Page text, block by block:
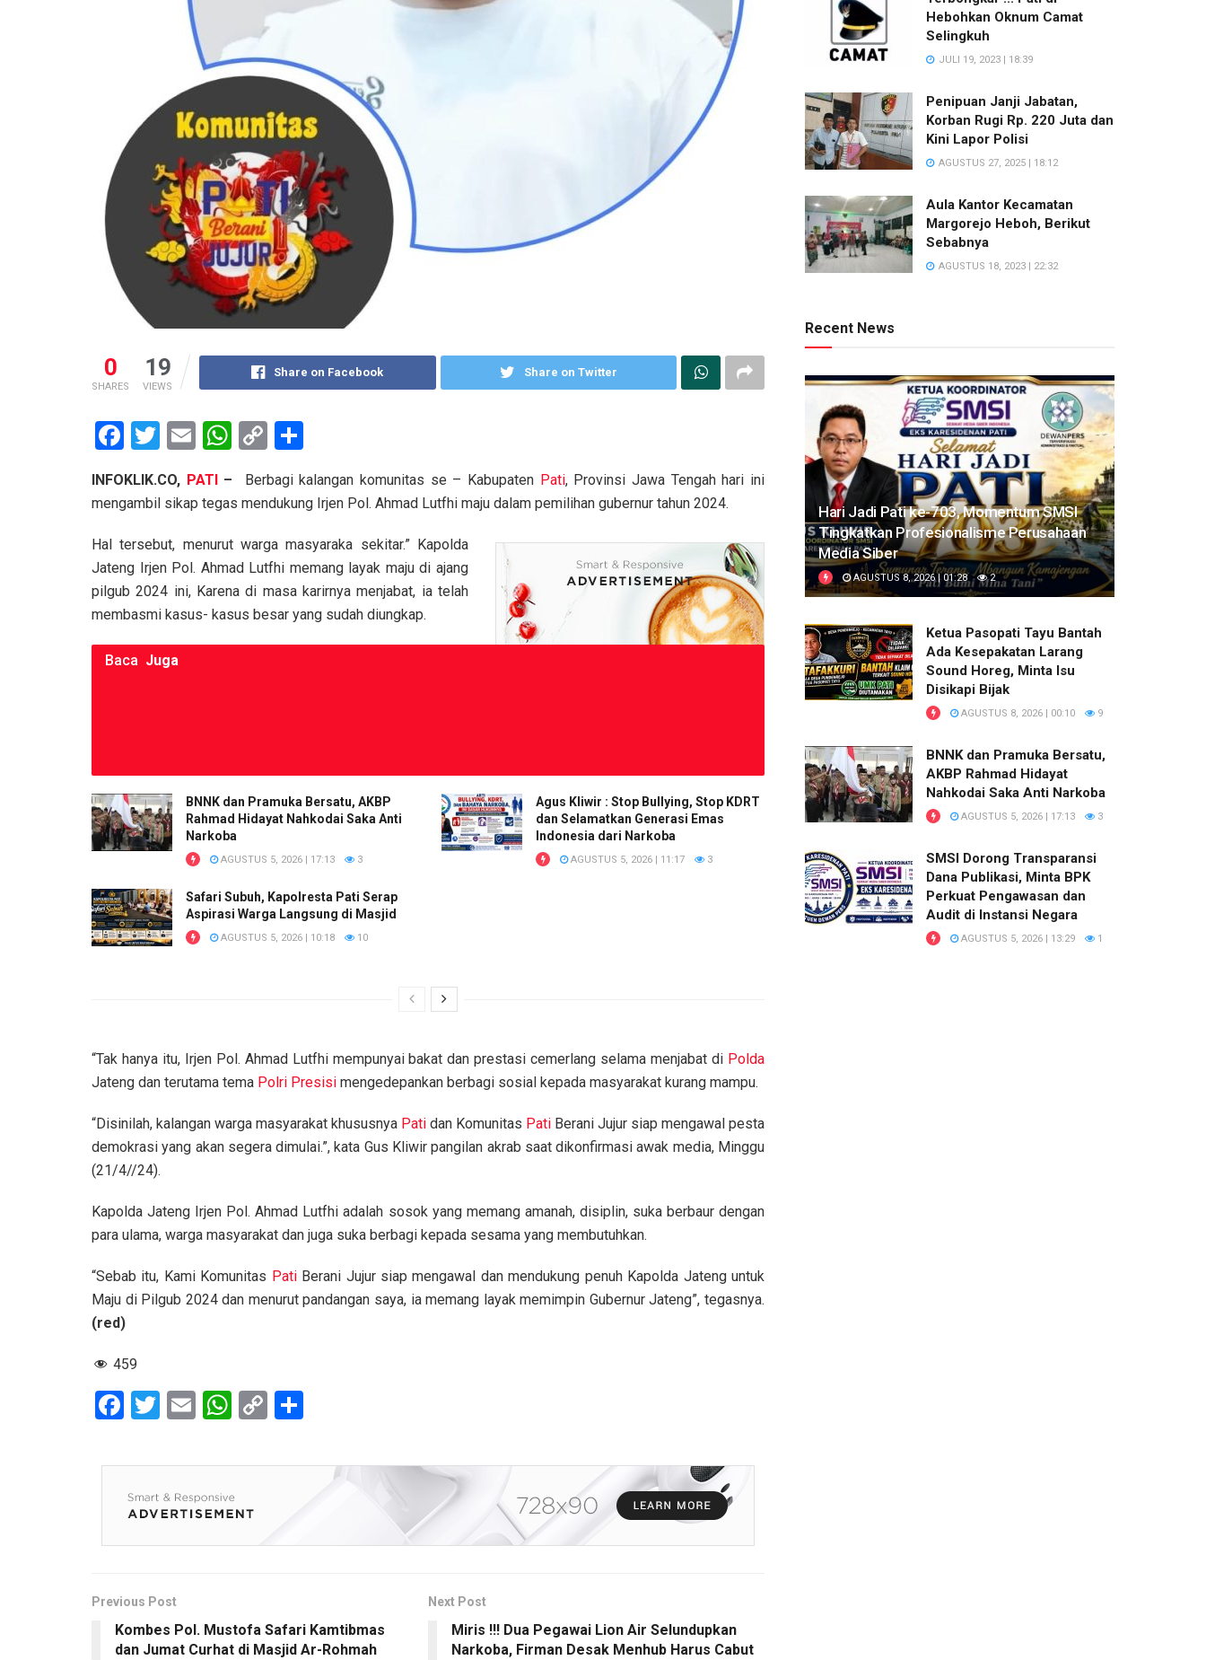
0
SHARES
19
VIEWS
Share on Facebook Share on Twitter
F
ce
b
o
o
k
T
tt
E
ail
W
at
A
p
p
C
py
n
k
ar
e
INFOKLIK.CO, PATI– Berbagi kalangan komunitas se – Kabupaten Pati, Provinsi Jawa Tengah hari ini
mengambil sikap tegas mendukung Irjen Pol. Ahmad Lutfhi maju dalam pemilihan gubernur tahun 2024.
Hal tersebut, menurut warga masyaraka sekitar.” Kapolda
Jateng Irjen Pol. Ahmad Lutfhi memang layak maju di ajang
pilgub 2024 ini, Karena di masa karirnya menjabat, ia telah
membasmi kasus- kasus besar yang sudah diungkap.
Baca Juga
BNNK dan Pramuka Bersatu, AKBP
Rahmad Hidayat Nahkodai Saka Anti
Narkoba
AGUSTUS 5, 2026 | 17:13 3
Agus Kliwir : Stop Bullying, Stop KDRT
dan Selamatkan Generasi Emas
Indonesia dari Narkoba
AGUSTUS 5, 2026 | 11:17 3
Safari Subuh, Kapolresta Pati Serap
Aspirasi Warga Langsung di Masjid
AGUSTUS 5, 2026 | 10:18 10
“Tak hanya itu, Irjen Pol. Ahmad Lutfhi mempunyai bakat dan prestasi cemerlang selama menjabat di Polda
Jateng dan terutama tema Polri Presisi mengedepankan berbagi sosial kepada masyarakat kurang mampu.
“Disinilah, kalangan warga masyarakat khususnya Pati dan Komunitas Pati Berani Jujur siap mengawal pesta
demokrasi yang akan segera dimulai.”, kata Gus Kliwir pangilan akrab saat dikonfirmasi awak media, Minggu
(21/4//24).
Kapolda Jateng Irjen Pol. Ahmad Lutfhi adalah sosok yang memang amanah, disiplin, suka berbaur dengan
para ulama, warga masyarakat dan juga suka berbagi kepada sesama yang membutuhkan.
“Sebab itu, Kami Komunitas PatiBerani Jujur siap mengawal dan mendukung penuh Kapolda Jateng untuk
Maju di Pilgub 2024 dan menurut pandangan saya, ia memang layak memimpin Gubernur Jateng”, tegasnya.
(red)
459
F
ce
b
o
o
T
tt
er
E
ail
W
at
s
A
p
C
py
k
ar
Previous Post
Kombes Pol. Mustofa Safari Kamtibmas
dan Jumat Curhat di Masjid Ar-Rohmah
Next Post
Miris !!! Dua Pegawai Lion Air Selundupkan
Narkoba, Firman Desak Menhub Harus Cabut
Hebohkan Oknum Camat
Selingkuh
JULI 19, 2023 | 18:39
Penipuan Janji Jabatan,
Korban Rugi Rp. 220 Juta dan
Kini Lapor Polisi
AGUSTUS 27, 2025 | 18:12
Aula Kantor Kecamatan
Margorejo Heboh, Berikut
Sebabnya
AGUSTUS 18, 2023 | 22:32
Recent News
Hari Jadi Pati ke-703, Momentum SMSI
Tingkatkan Profesionalisme Perusahaan
Media Siber
AGUSTUS 8, 2026 | 01:28 2
Ketua Pasopati Tayu Bantah
Ada Kesepakatan Larang
Sound Horeg, Minta Isu
Disikapi Bijak
AGUSTUS 8, 2026 | 00:10 9
BNNK dan Pramuka Bersatu,
AKBP Rahmad Hidayat
Nahkodai Saka Anti Narkoba
AGUSTUS 5, 2026 | 17:13 3
SMSI Dorong Transparansi
Dana Publikasi, Minta BPK
Perkuat Pengawasan dan
Audit di Instansi Negara
AGUSTUS 5, 2026 | 13:29 1